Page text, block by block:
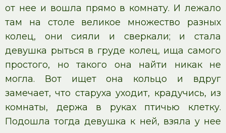
от нее и вошла прямо в комнату. И лежало
там на столе великое множество разных
колец, они сияли и сверкали; и стала
девушка рыться в груде колец, ища самого
простого, но такого она найти никак не
могла. Вот ищет она кольцо и вдруг
замечает, что старуха уходит, крадучись, из
комнаты, держа в руках птичью клетку.
Подошла тогда девушка к ней, взяла у нее